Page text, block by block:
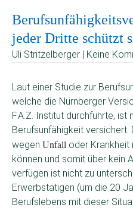
jeder Dritte schützt
Uli Stritzelberger | Keine
Laut einer Studie zur
welche die Nürnberger
F.A.Z. Institut durchführte, ist
Berufsunfähigkeit versichert.
wegen Unfall oder Krankheit
können und somit über kein
verfügen ist nicht zu
Erwerbstätigen (um die 20
Berufslebens mit dieser